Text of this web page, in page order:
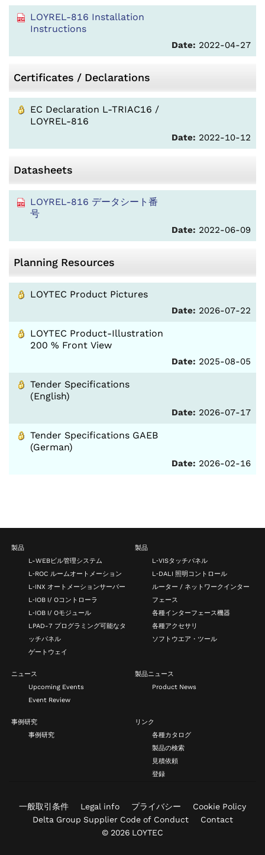
LOYREL-816 Installation
Instructions
Date: 2022-04-27
Certificates / Declarations
EC Declaration L-TRIAC16 /
LOYREL-816
Date: 2022-10-12
Datasheets
LOYREL-816 データシート番
号
Date: 2022-06-09
Planning Resources
LOYTEC Product Pictures
Date: 2026-07-22
LOYTEC Product-Illustration
200 % Front View
Date: 2025-08-05
Tender Specifications
(English)
Date: 2026-07-17
Tender Specifications GAEB
(German)
Date: 2026-02-16
製品
L-WEBビル管理システム
L‑ROC ルームオートメーション
L‑INX オートメーションサーバー
L‑IOB I/ Oコントローラ
L‑IOB I/ Oモジュール
LPAD-7 プログラミング可能なタ
ッチパネル
ゲートウェイ
製品
L‑VISタッチパネル
L‑DALI 照明コントロール
ルーター / ネットワークインター
フェース
各種インターフェース機器
各種アクセサリ
ソフトウエア・ツール
ニュース
Upcoming Events
Event Review
製品ニュース
Product News
事例研究
事例研究
リンク
各種カタログ
製品の検索
見積依頼
登録
一般取引条件 Legal info プライバシー
Cookie Policy
Delta Group Supplier Code of Conduct
Contact
© 2026 LOYTEC